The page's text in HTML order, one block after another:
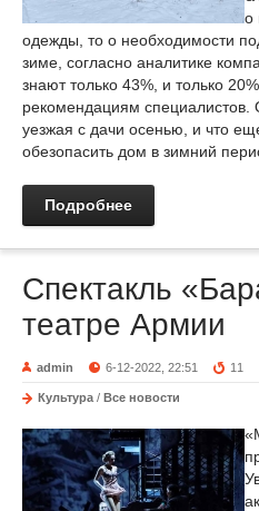
о
одежды, то о необходимости
зиме, согласно аналитике
знают только 43%, и только
рекомендациям специалистов.
уезжая с дачи осенью, и что
обезопасить дом в зимний
Подробнее
Спектакль
театре Армии
admin 6-12-2022, 22:51 11
Культура / Все новости